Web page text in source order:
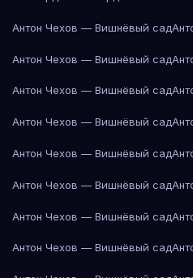
Антон Чехов — Вишнёвый сад
Антон Чехов — Вишнёвый сад
Антон Чехов — Вишнёвый сад
Антон Чехов — Вишнёвый сад
Антон Чехов — Вишнёвый сад
Антон Чехов — Вишнёвый сад
Антон Чехов — Вишнёвый сад
Антон Чехов — Вишнёвый сад